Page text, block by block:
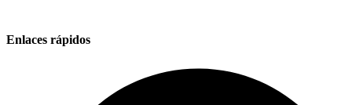
Enlaces rápidos